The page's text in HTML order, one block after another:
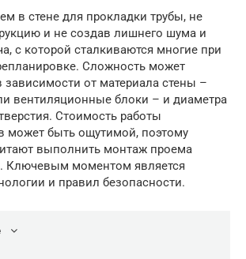
в стене для прокладки трубы, не
и не создав лишнего шума и
с которой сталкиваются многие при
Сложность может
зависимости от материала стены –
вентиляционные блоки – и диаметра
Стоимость работы
может быть ощутимой, поэтому
выполнить монтаж проема
Ключевым моментом является
и правил безопасности.